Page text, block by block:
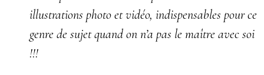
illustrations photo et vidéo, indispensables pour ce
genre de sujet quand on n’a pas le maître avec soi
!!!